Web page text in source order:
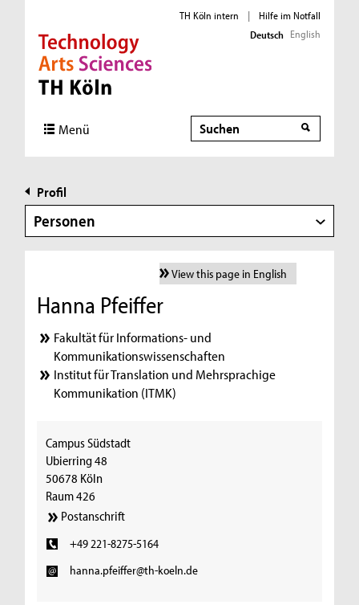
Direkt zur Hauptnavigation
Direkt zur Subnavigation
Direkt zum Inhalt
Direkt zum Fußbereich
TH Köln intern |
Hilfe im Notfall
Deutsch English
Menü Suche
Profil
Personen
View this page in English
Hanna Pfeiffer
Fakultät für Informations- und
Kommunikationswissenschaften
Institut für Translation und Mehrsprachige
Kommunikation (ITMK)
Campus Südstadt
Ubierring 48
50678 Köln
Raum 426
Postanschrift
+49 221-8275-5164
hanna.pfeiffer@th-koeln.de